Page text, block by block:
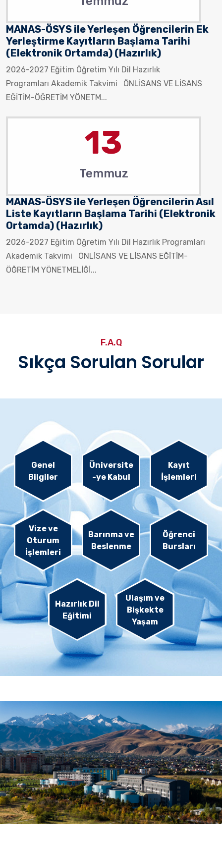
MANAS-ÖSYS ile Yerleşen Öğrencilerin Ek
Yerleştirme Kayıtların Başlama Tarihi
(Elektronik Ortamda) (Hazırlık)
2026-2027 Eğitim Öğretim Yılı Dil Hazırlık
Programları Akademik Takvimi ÖNLİSANS VE LİSANS
EĞİTİM-ÖĞRETİM YÖNETM...
13
Temmuz
MANAS-ÖSYS ile Yerleşen Öğrencilerin Asıl
Liste Kayıtların Başlama Tarihi (Elektronik
Ortamda) (Hazırlık)
2026-2027 Eğitim Öğretim Yılı Dil Hazırlık Programları
Akademik Takvimi ÖNLİSANS VE LİSANS EĞİTİM-
ÖĞRETİM YÖNETMELİĞİ...
F.A.Q
Sıkça Sorulan Sorular
Genel
Bilgiler
Üniversite
-ye Kabul
Kayıt
İşlemleri
Vize ve
Oturum
İşlemleri
Barınma ve
Beslenme
Öğrenci
Bursları
Hazırlık Dil
Eğitimi
Ulaşım ve
Bişkekte
Yaşam